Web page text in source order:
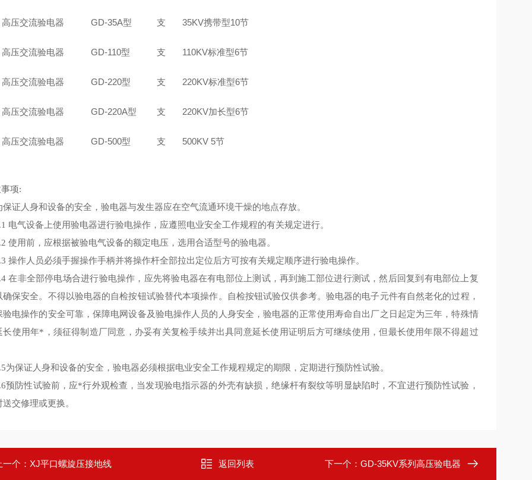
高压交流验电器 GD-35A型 支 35KV携带型10节
高压交流验电器 GD-110型 支 110KV标准型6节
高压交流验电器 GD-220型 支 220KV标准型6节
高压交流验电器 GD-220A型 支 220KV加长型6节
高压交流验电器 GD-500型 支 500KV 5节
项:
人身和设备的安全，验电器与发生器应在空气流通环境干燥的地点存放。
设备上使用验电器进行验电操作，应遵照电业安全工作规程的有关规定进行。
前，应根据被验电气设备的额定电压，选用合适型号的验电器。
人员必须手握操作手柄并将操作杆全部拉出定位后方可按有关规定顺序进行验电操作。
全部停电场合进行验电操作，应先将验电器在有电部位上测试，再到施工部位进行测试，然后回复到有电部位上复
确保安全。不得以验电器的自检按钮试验替代本项操作。自检按钮试验仅供参考。验电器的电子元件有自然老化的过程，
验电操作的安全可靠，保障电网设备及验电操作人员的人身安全，验电器的正常使用寿命自出厂之日起定为三年，特殊情
长使用年*，须征得制造厂同意，办妥有关复检手续并出具同意延长使用证明后方可继续使用，但最长使用年限不得超过
证人身和设备的安全，验电器必须根据电业安全工作规程规定的期限，定期进行预防性试验。
性试验前，应*行外观检查，当发现验电指示器的外壳有缺损，绝缘杆有裂纹等明显缺陷时，不宜进行预防性试验，
交修理或更换。
一个： XJ平口螺旋压接地线 返回列表 下一个： GD-35KV系列高压验电器